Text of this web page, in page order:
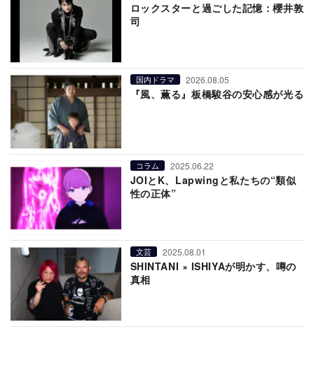
ロックスターと過ごした記憶：櫻井敦
司
国内ドラマ 2026.08.05
『風、薫る』板橋駿谷の安心感が光る
コラム 2025.06.22
JOIとK、Lapwingと私たちの“類似
性の正体”
文芸 2025.08.01
SHINTANI × ISHIYAが明かす、噂の
真相